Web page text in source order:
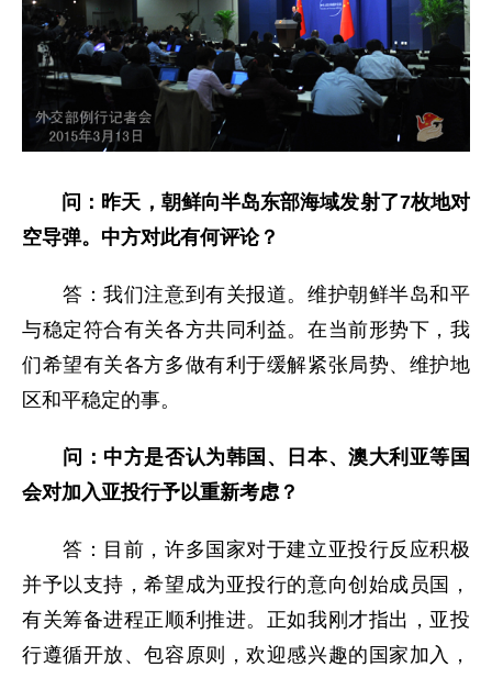
问： 昨天，朝鲜向半岛东部海域发射了7枚地对
空导弹。中方对此有何评论？
答：我们注意到有关报道。维护朝鲜半岛和平
与稳定符合有关各方共同利益。在当前形势下，我
们希望有关各方多做有利于缓解紧张局势、维护地
区和平稳定的事。
问：中方是否认为韩国、日本、澳大利亚等国
会对加入亚投行予以重新考虑？
答：目前，许多国家对于建立亚投行反应积极
并予以支持，希望成为亚投行的意向创始成员国，
有关筹备进程正顺利推进。正如我刚才指出，亚投
行遵循开放、包容原则，欢迎感兴趣的国家加入，